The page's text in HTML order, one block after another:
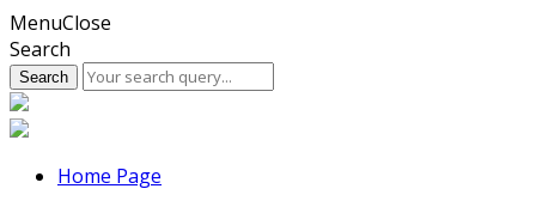
Skip
to
content
MenuClose
Search
Home Page